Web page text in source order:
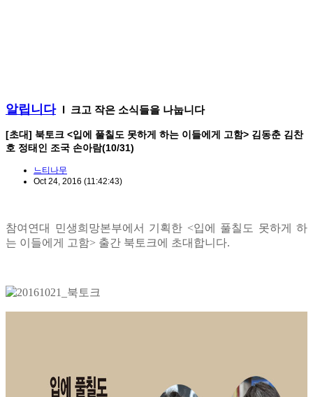
알립니다 l 크고 작은 소식들을 나눕니다
[초대] 북토크 <입에 풀칠도 못하게 하는 이들에게 고함> 김동춘 김찬
호 정태인 조국 손아람(10/31)
느티나무
Oct 24, 2016 (11:42:43)
참여연대 민생희망본부에서 기획한 <입에 풀칠도 못하게 하
는 이들에게 고함> 출간 북토크에 초대합니다.